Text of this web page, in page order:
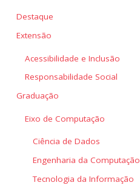
Destaque
Extensão
Acessibilidade e Inclusão
Responsabilidade Social
Graduação
Eixo de Computação
Ciência de Dados
Engenharia da Computação
Tecnologia da Informação